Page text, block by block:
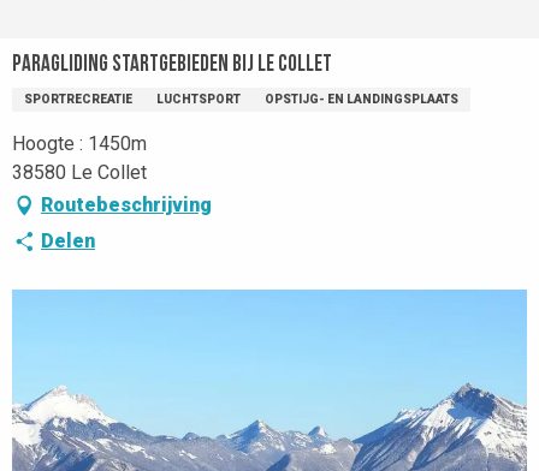
Paragliding startgebieden bij Le Collet
SPORTRECREATIE LUCHTSPORT OPSTIJG- EN LANDINGSPLAATS
Hoogte : 1450m
38580 Le Collet
Routebeschrijving
Delen